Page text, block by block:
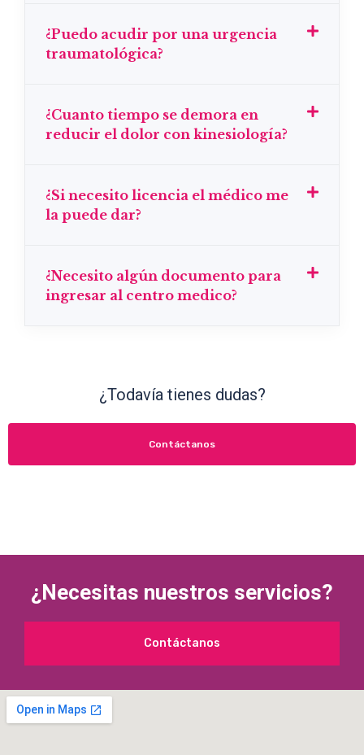
¿Puedo acudir por una urgencia
traumatológica?
¿Cuanto tiempo se demora en
reducir el dolor con kinesiología?
¿Si necesito licencia el médico me
la puede dar?
¿Necesito algún documento para
ingresar al centro medico?
¿Todavía tienes dudas?
Contáctanos
¿Necesitas nuestros servicios?
Contáctanos